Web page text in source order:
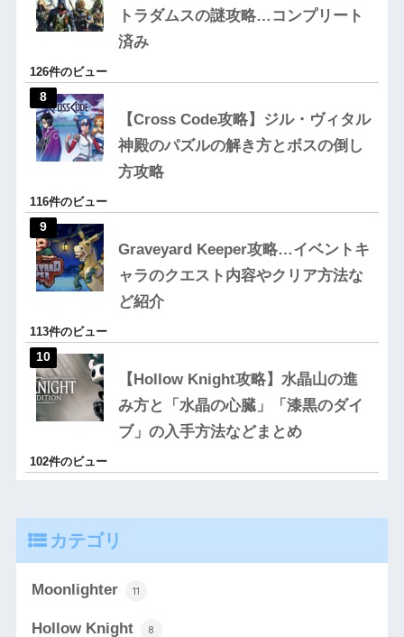
トラダムスの謎攻略…コンプリート
済み
126件のビュー
【Cross Code攻略】ジル・ヴィタル
神殿のパズルの解き方とボスの倒し
方攻略
116件のビュー
Graveyard Keeper攻略…イベントキ
ャラのクエスト内容やクリア方法な
ど紹介
113件のビュー
【Hollow Knight攻略】水晶山の進
み方と「水晶の心臓」「漆黒のダイ
ブ」の入手方法などまとめ
102件のビュー
カテゴリ
Moonlighter 11
Hollow Knight 8